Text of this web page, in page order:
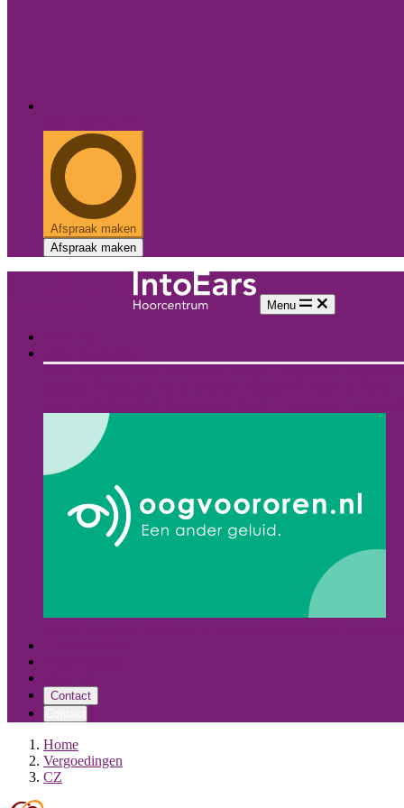
Afspraak maken
Afspraak maken
Menu
Contact
Home
Vergoedingen
CZ